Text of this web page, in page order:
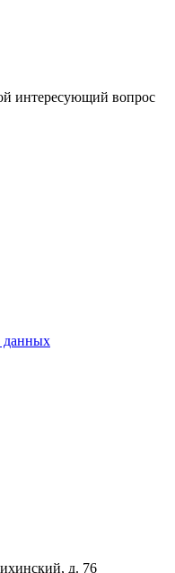
интересующий вопрос
данных
д. 76